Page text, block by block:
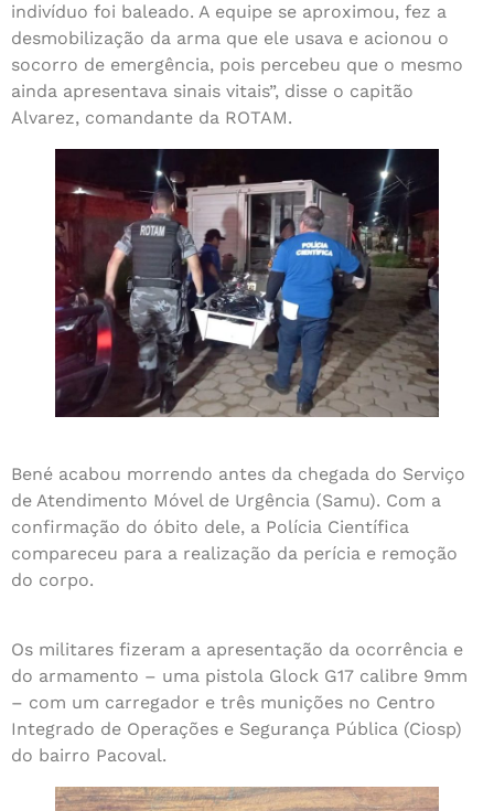
indivíduo foi baleado. A equipe se aproximou, fez a
desmobilização da arma que ele usava e acionou o
socorro de emergência, pois percebeu que o mesmo
ainda apresentava sinais vitais”, disse o capitão
Alvarez, comandante da ROTAM.
Bené acabou morrendo antes da chegada do Serviço
de Atendimento Móvel de Urgência (Samu). Com a
confirmação do óbito dele, a Polícia Científica
compareceu para a realização da perícia e remoção
do corpo.
Os militares fizeram a apresentação da ocorrência e
do armamento – uma pistola Glock G17 calibre 9mm
– com um carregador e três munições no Centro
Integrado de Operações e Segurança Pública (Ciosp)
do bairro Pacoval.